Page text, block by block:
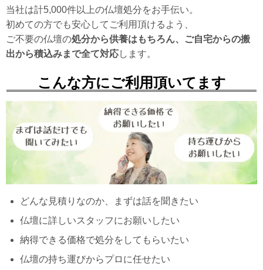
当社は計5,000件以上の仏壇処分をお手伝い。
初めての方でも安心してご利用頂けるよう、
ご不要の仏壇の処分から供養はもちろん、ご自宅からの搬
出から積込みまで全て対応します。
こんな方にご利用頂いてます
どんな見積りなのか、まずは話を聞きたい
仏壇に詳しいスタッフにお願いしたい
納得できる価格で処分をしてもらいたい
仏壇の持ち運びからプロに任せたい